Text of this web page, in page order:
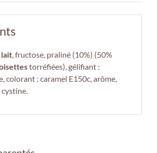
lait, fructose, praliné (10%) (50%
torréfiées), gélifiant :
colorant : caramel E150c, arôme,